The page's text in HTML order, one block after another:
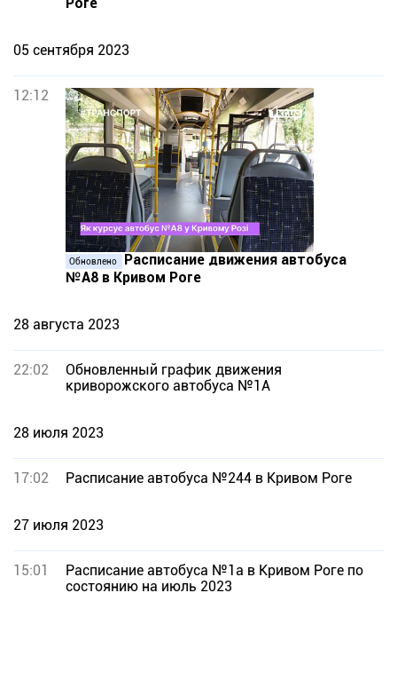
05 сентября 2023
12:12
Обновлено
Расписание движения автобуса
№А8 в Кривом Роге
28 августа 2023
22:02
Обновленный график движения
криворожского автобуса №1А
28 июля 2023
17:02 Расписание автобуса №244 в Кривом Роге
27 июля 2023
15:01
Расписание автобуса №1а в Кривом Роге по
состоянию на июль 2023